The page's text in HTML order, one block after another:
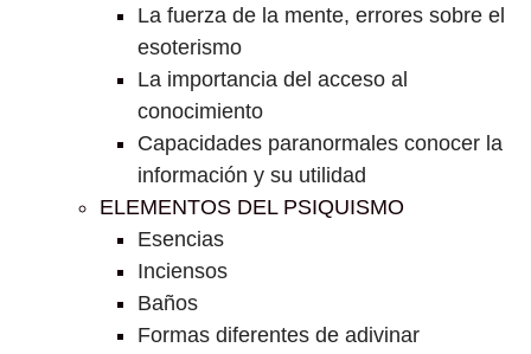
La fuerza de la mente, errores sobre el
esoterismo
La importancia del acceso al
conocimiento
Capacidades paranormales conocer la
información y su utilidad
ELEMENTOS DEL PSIQUISMO
Esencias
Inciensos
Baños
Formas diferentes de adivinar